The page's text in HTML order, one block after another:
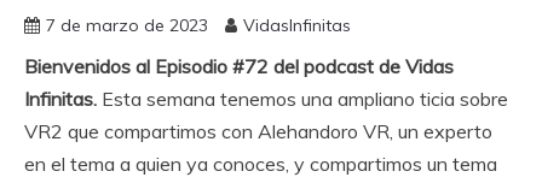
7 de marzo de 2023 VidasInfinitas
Bienvenidos al Episodio #72 del podcast de Vidas
Infinitas. Esta semana tenemos una ampliano ticia sobre
VR2 que compartimos con Alehandoro VR, un experto
en el tema a quien ya conoces, y compartimos un tema